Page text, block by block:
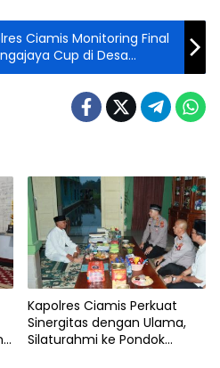
Ciamis Monitoring Final
Cup di Desa
Kapolres Ciamis Perkuat
Sinergitas dengan Ulama,
Silaturahmi ke Pondok